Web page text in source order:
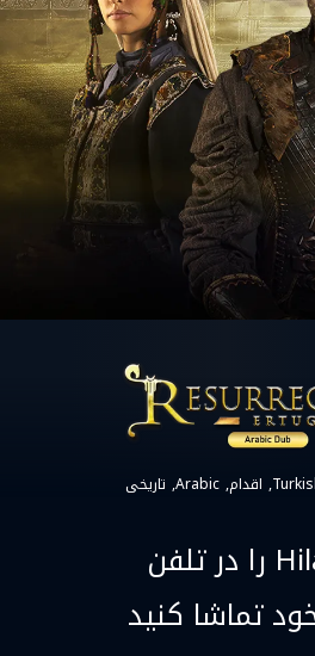
اقدام Arabic تاریخی
HilalPlay را در تلفن
تماشا کنید